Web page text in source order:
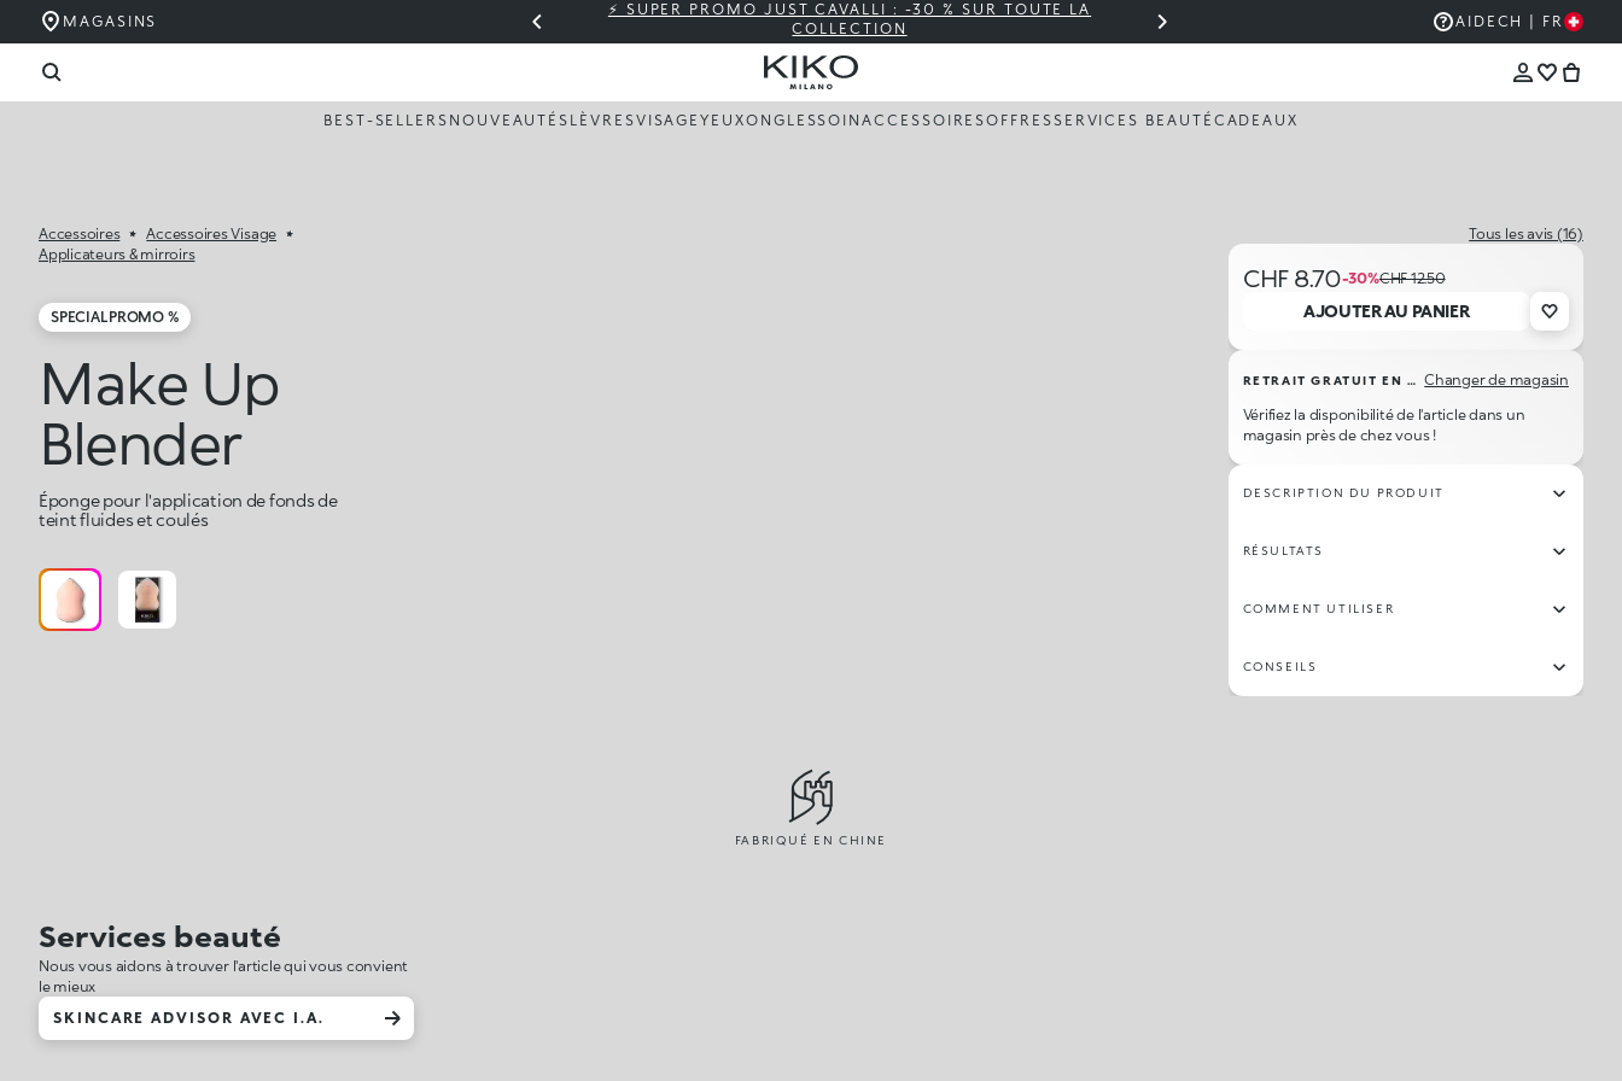
MAGASINS
⚡ SUPER PROMO JUST CAVALLI : -30 % SUR TOUTE LA
COLLECTION
THE KIKO SALE:J USQU’À -50 % DE
AIDE CH | FR
BEST-SELLERS NOUVEAUTÉS LÈVRESVISAGEYEUXONGLESSOINACCESSOIRESOFFRESSERVICES BEAUTÉ CADEAUX
Accessoires
Accessoires Visage
Applicateurs & mirroirs
SPECIAL PROMO %
Make Up
Blender
Éponge pour l'application de fonds de
teint fluides et coulés
Tous les avis (16)
CHF 8.70-30%CHF 12.50
AJOUTER AU PANIER
RETRAIT GRATUIT EN MAGASIN
Changer de magasin
Vérifiez la disponibilité de l'article dans un
magasin près de chez vous !
DESCRIPTION DU PRODUIT
RÉSULTATS
COMMENT UTILISER
CONSEILS
FABRIQUÉ EN CHINE
Services beauté
Nous vous aidons à trouver l'article qui vous convient
le mieux
SKINCARE ADVISOR AVEC I.A.